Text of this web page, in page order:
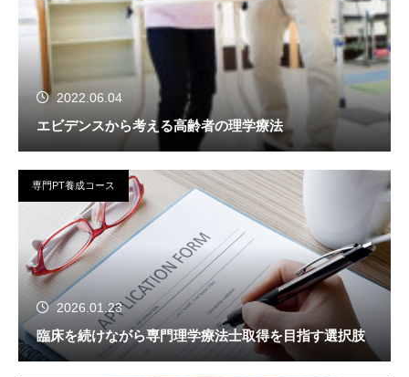
2022.06.04
エビデンスから考える高齢者の理学療法
専門PT養成コース
2026.01.23
臨床を続けながら専門理学療法士取得を目指す選択肢